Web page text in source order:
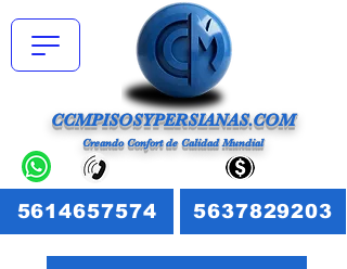
CCMPISOSYPERSIANAS.COM
Creando Confort de Calidad Mundial
5614657574 5637829203